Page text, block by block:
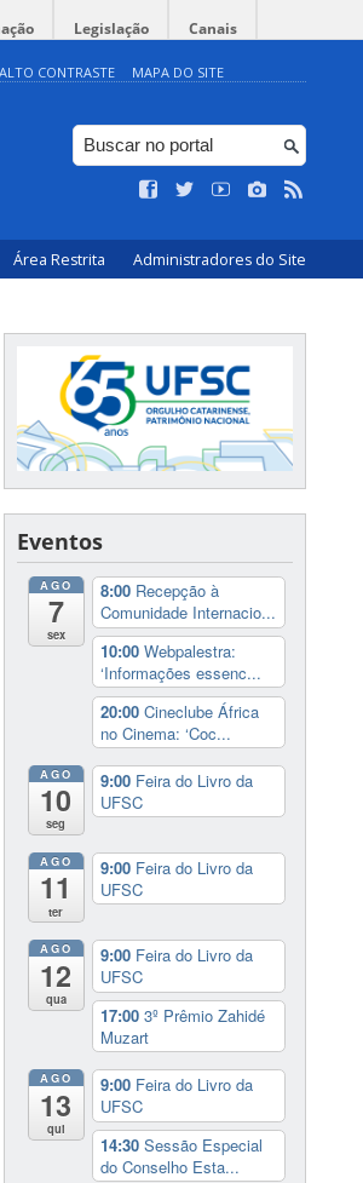
Legislação Canais
ALTO CONTRASTE MAPA DO SITE
Área Restrita Administradores do Site
Eventos
AGO
7
sex
8:00 Recepção à
Comunidade Internacio...
10:00 Webpalestra:
‘Informações essenc...
20:00 Cineclube África
no Cinema: ‘Coc...
AGO
10
seg
9:00 Feira do Livro da
UFSC
AGO
11
ter
9:00 Feira do Livro da
UFSC
AGO
12
qua
9:00 Feira do Livro da
UFSC
17:00 3º Prêmio Zahidé
Muzart
AGO
13
qui
9:00 Feira do Livro da
UFSC
14:30 Sessão Especial
do Conselho Esta...